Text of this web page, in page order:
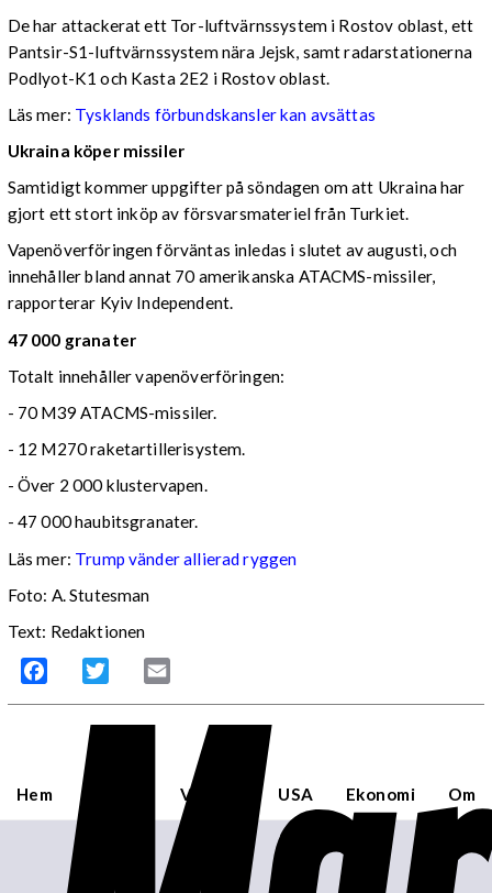
De har attackerat ett Tor-luftvärnssystem i Rostov oblast, ett
Pantsir-S1-luftvärnssystem nära Jejsk, samt radarstationerna
Podlyot-K1 och Kasta 2E2 i Rostov oblast.
Läs mer: Tysklands förbundskansler kan avsättas
Ukraina köper missiler
Samtidigt kommer uppgifter på söndagen om att Ukraina har
gjort ett stort inköp av försvarsmateriel från Turkiet.
Vapenöverföringen förväntas inledas i slutet av augusti, och
innehåller bland annat 70 amerikanska ATACMS-missiler,
rapporterar Kyiv Independent.
47 000 granater
Totalt innehåller vapenöverföringen:
- 70 M39 ATACMS-missiler.
- 12 M270 raketartillerisystem.
- Över 2 000 klustervapen.
- 47 000 haubitsgranater.
Läs mer: Trump vänder allierad ryggen
Foto: A. Stutesman
Text: Redaktionen
Facebook Twitter
Hem Världen USA Ekonomi Om